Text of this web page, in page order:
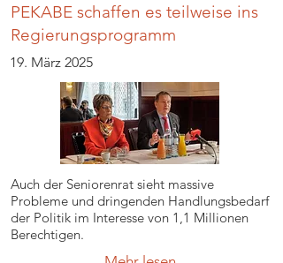
PEKABE schaffen es teilweise ins
Regierungsprogramm
19. März 2025
Auch der Seniorenrat sieht massive
Probleme und dringenden Handlungsbedarf
der Politik im Interesse von 1,1 Millionen
Berechtigen.